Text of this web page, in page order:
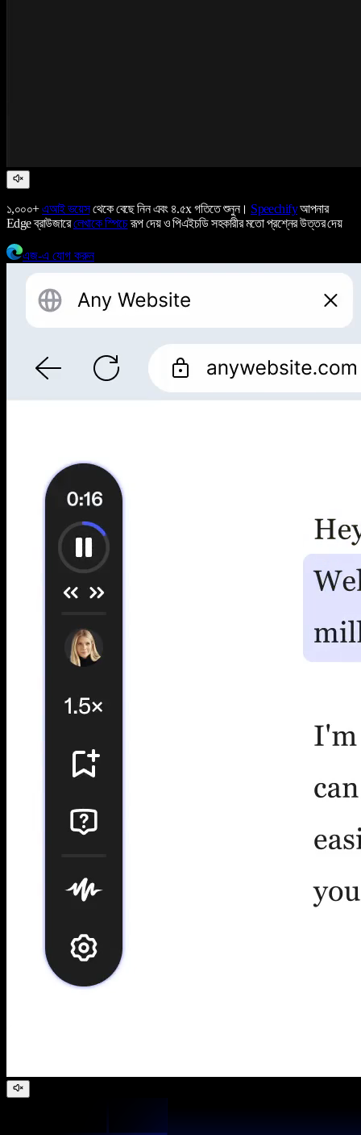
১,০০০+এআই ভয়েসথেকে বেছে নিন এবং ৪.৫x গতিতে শুনুন। Speechifyআপনার
Edge ব্রাউজারেলেখাকে স্পিচেরূপ দেয় ও পিএইচডি সহকারীর মতো প্রশ্নের উত্তর দেয়
এজ-এ যোগ করুন